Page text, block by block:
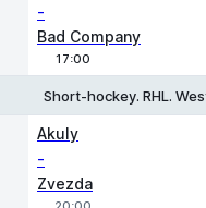
-
Bad Company
17:00
Short-hockey. RHL.
Akuly
-
Zvezda